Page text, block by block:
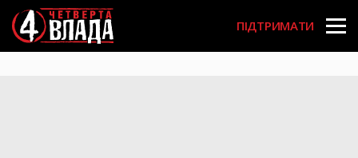
Перейти
до
основного
вмісту
User
account
ПІДТРИМАТИ